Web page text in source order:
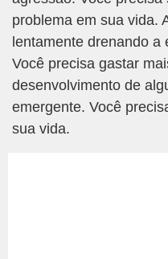
problema em sua vida.
lentamente drenando
Você precisa gastar
desenvolvimento de
emergente. Você
sua vida.